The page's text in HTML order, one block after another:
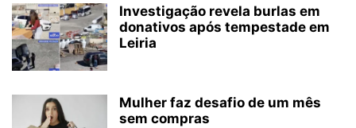
Investigação revela burlas em
donativos após tempestade em
Leiria
Mulher faz desafio de um mês
sem compras